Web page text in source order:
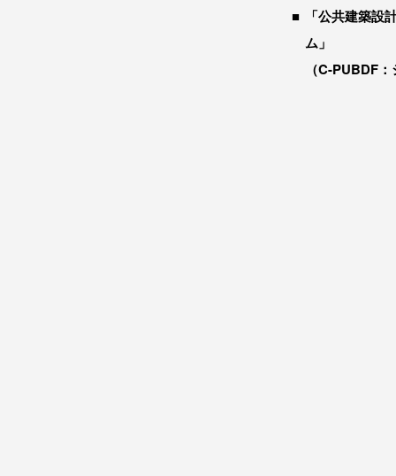
「公共建築設
ム」
（C-PUBDF